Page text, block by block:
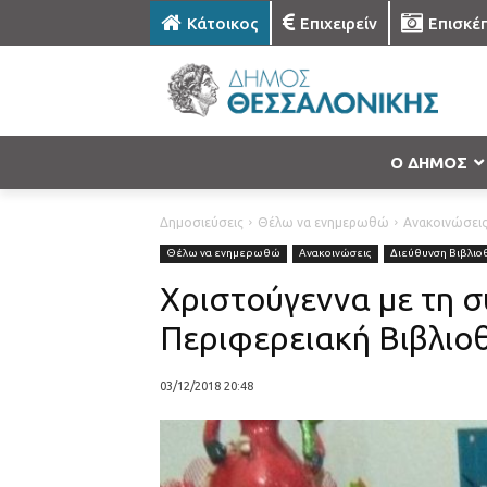
Κάτοικος Επιχειρείν
Ο ΔΗΜΟΣ
Δημοσιεύσεις Θέλω να ενημερωθώ Ανακοινώσεις
Θέλω να ενημερωθώ Ανακοινώσεις Διεύθυνση
Χριστούγεννα με τη
Περιφερειακή
03/12/2018 20:48